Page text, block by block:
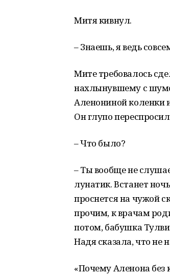
Митя кивнул.
– Знаешь, я ведь
Мите требовалось
нахлынувшему с
Аленониной коленки
Он глупо
– Что было?
– Ты вообще не
лунатик. Встанет
проснется на чужой
прочим, к врачам
потом, бабушка
Надя сказала, что не
«Почему Аленона без